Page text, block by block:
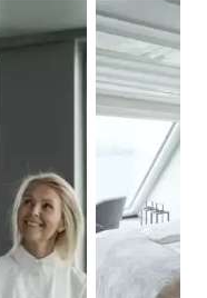
temporada, con una
varían según las regiones
de comodidad sin
el espíritu nórdico.
moderno, sostenible y